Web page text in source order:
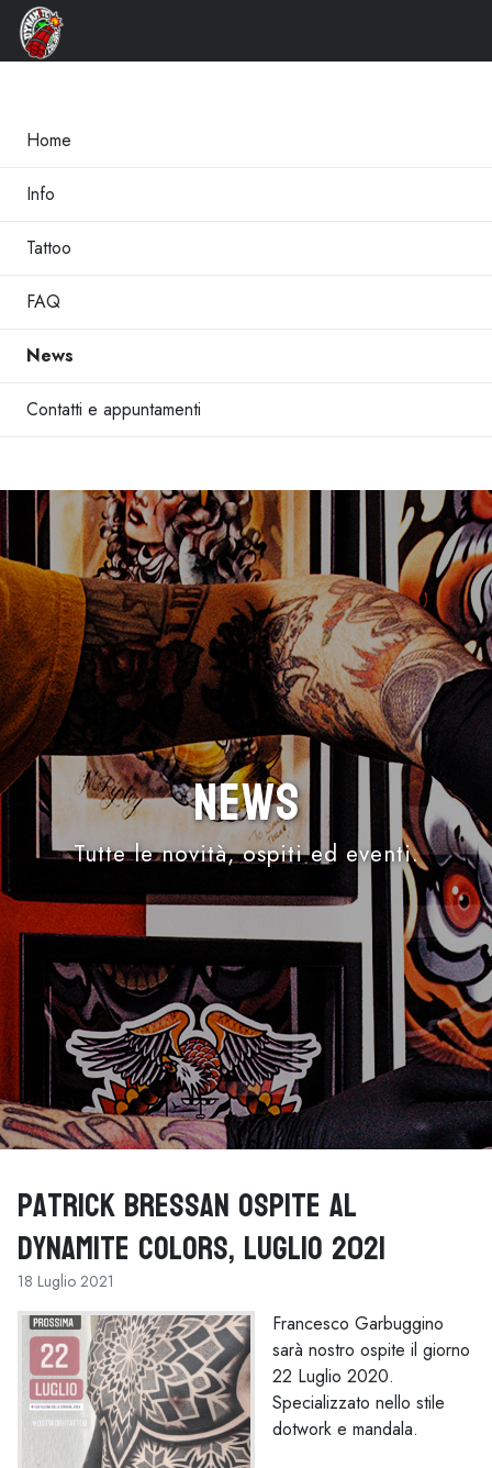
Home
Info
Tattoo
FAQ
News
Contatti e appuntamenti
News
Tutte le novità, ospiti ed eventi.
Patrick Bressan ospite al
Dynamite Colors, Luglio 2021
18 Luglio 2021
Francesco Garbuggino
sarà nostro ospite il giorno
22 Luglio 2020.
Specializzato nello stile
dotwork e mandala.